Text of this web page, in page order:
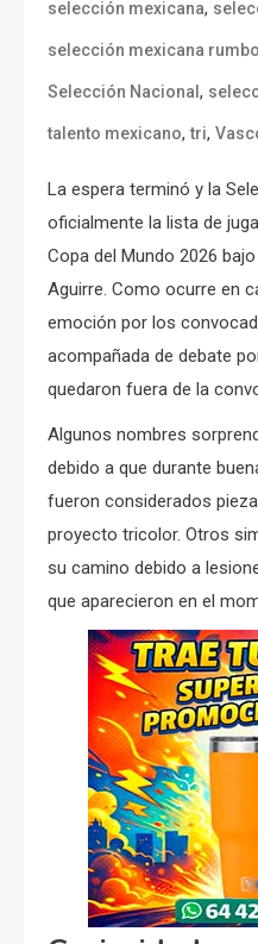
selección mexicana,
selección mexicana
Selección Nacional ,
talento mexicano,tri,
La espera terminó y la
oficialmente la lista de
Copa del Mundo 2026
Aguirre. Como ocurre en
emoción por los
acompañada de debate
quedaron fuera de la
Algunos nombres
debido a que durante
fueron considerados
proyecto tricolor. Otros
su camino debido a
que aparecieron en el